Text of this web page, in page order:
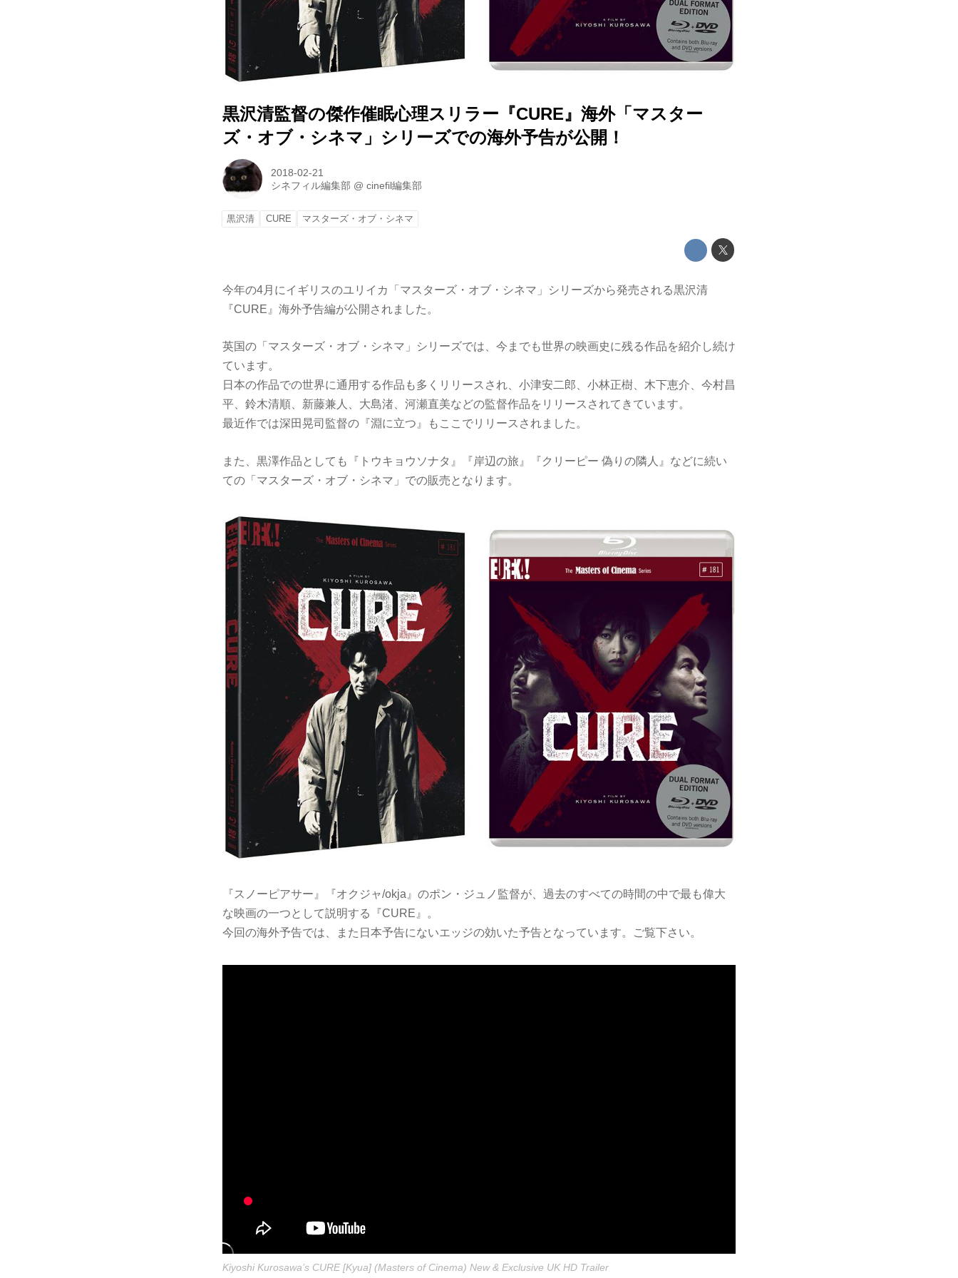
黒沢清監督の傑作催眠心理スリラー『CURE』海外「マスター
ズ・オブ・シネマ」シリーズでの海外予告が公開！
2018-02-21
シネフィル編集部 @cinefil編集部
黒沢清 CURE マスターズ・オブ・シネマ
今年の4月にイギリスのユリイカ「マスターズ・オブ・シネマ」シリーズから発売される黒沢清
『CURE』海外予告編が公開されました。
英国の「マスターズ・オブ・シネマ」シリーズでは、今までも世界の映画史に残る作品を紹介し続け
ています。
日本の作品での世界に通用する作品も多くリリースされ、小津安二郎、小林正樹、木下恵介、今村昌
平、鈴木清順、新藤兼人、大島渚、河瀬直美などの監督作品をリリースされてきています。
最近作では深田晃司監督の『淵に立つ』もここでリリースされました。
また、黒澤作品としても『トウキョウソナタ』『岸辺の旅』『クリーピー 偽りの隣人』などに続い
ての「マスターズ・オブ・シネマ」での販売となります。
『スノーピアサー』『オクジャ/okja』のポン・ジュノ監督が、過去のすべての時間の中で最も偉大
な映画の一つとして説明する『CURE』。
今回の海外予告では、また日本予告にないエッジの効いた予告となっています。ご覧下さい。
Kiyoshi Kurosawa’s CURE [Kyua] (Masters of Cinema) New & Exclusive UK HD Trailer